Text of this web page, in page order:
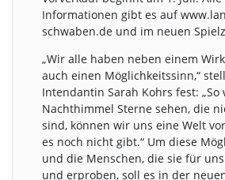
Informationen gibt es auf
schwaben.de und im neuen
„Wir alle haben neben einem
auch einen Möglichkeitssinn,“
Intendantin Sarah Kohrs fest: „So
Nachthimmel Sterne sehen, die
sind, können wir uns eine Welt
es noch nicht gibt.“ Um diese
und die Menschen, die sie für
und erproben, soll es in der